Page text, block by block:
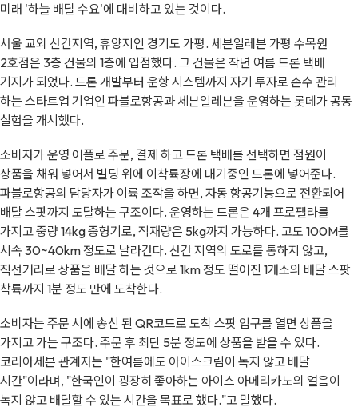
미래 '하늘 배달 수요'에 대비하고 있는 것이다.
서울 교외 산간지역, 휴양지인 경기도 가평. 세븐일레븐 가평 수목원
2호점은 3층 건물의 1층에 입점했다. 그 건물은 작년 여름 드론 택배
기지가 되었다. 드론 개발부터 운항 시스템까지 자기 투자로 손수 관리
하는 스타트업 기업인 파블로항공과 세븐일레븐을 운영하는 롯데가 공동
실험을 개시했다.
소비자가 운영 어플로 주문, 결제 하고 드론 택배를 선택하면 점원이
상품을 채워 넣어서 빌딩 위에 이착륙장에 대기중인 드론에 넣어준다.
파블로항공의 담당자가 이륙 조작을 하면, 자동 항공기능으로 전환되어
배달 스팟까지 도달하는 구조이다. 운영하는 드론은 4개 프로펠라를
가지고 중량 14kg 중형기로, 적재량은 5kg까지 가능하다. 고도 100M를
시속 30~40km 정도로 날라간다. 산간 지역의 도로를 통하지 않고,
직선거리로 상품을 배달 하는 것으로 1km 정도 떨어진 1개소의 배달 스팟
착륙까지 1분 정도 만에 도착한다.
소비자는 주문 시에 송신 된 QR코드로 도착 스팟 입구를 열면 상품을
가지고 가는 구조다. 주문 후 최단 5분 정도에 상품을 받을 수 있다.
코리아세븐 관계자는 "한여름에도 아이스크림이 녹지 않고 배달
시간"이라며, "한국인이 굉장히 좋아하는 아이스 아메리카노의 얼음이
녹지 않고 배달할 수 있는 시간을 목표로 했다."고 말했다.